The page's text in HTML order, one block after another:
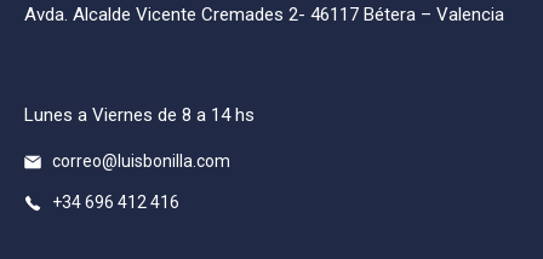
Avda. Alcalde Vicente Cremades 2- 46117 Bétera – Valencia
Lunes a Viernes de 8 a 14 hs
correo@luisbonilla.com
+34 696 412 416